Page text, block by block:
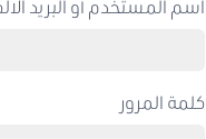
اسم المستخدم أو البريد
كلمة المرور